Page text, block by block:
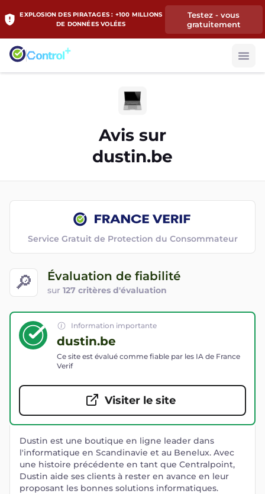
EXPLOSION DES PIRATAGES : +100 MILLIONS
DE DONNÉES VOLÉES
Testez - vous
gratuitement
Avis sur
dustin.be
🔎 Évaluation de fiabilité
sur 127 critères d'évaluation
Service Gratuit de Protection du Consommateur
Information importante
dustin.be
Ce site est évalué comme fiable par les IA de France
Verif
Visiter le site
Dustin est une boutique en ligne leader dans
l'informatique en Scandinavie et au Benelux. Avec
une histoire précédente en tant que Centralpoint,
Dustin aide ses clients à rester en avance en leur
proposant les bonnes solutions informatiques.